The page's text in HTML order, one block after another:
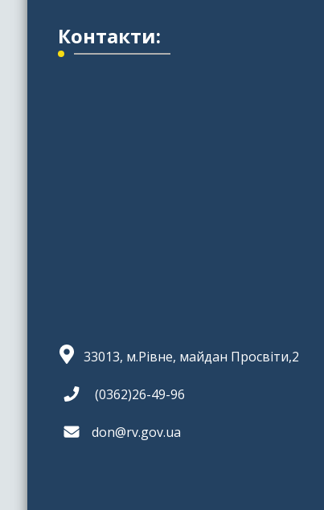
Контакти:
33013, м.Рівне, майдан Просвіти,2
(0362)26-49-96
don@rv.gov.ua